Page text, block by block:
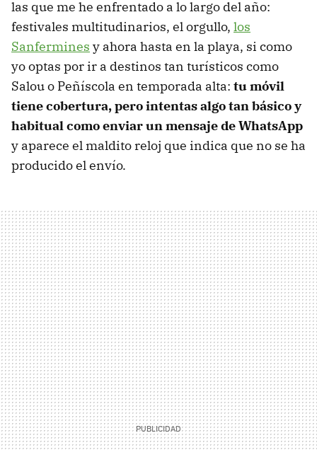
las que me he enfrentado a lo largo del año:
festivales multitudinarios, el orgullo, los
Sanfermines y ahora hasta en la playa, si como
yo optas por ir a destinos tan turísticos como
Salou o Peñíscola en temporada alta: tu móvil
tiene cobertura, pero intentas algo tan básico y
habitual como enviar un mensaje de WhatsApp
y aparece el maldito reloj que indica que no se ha
producido el envío.